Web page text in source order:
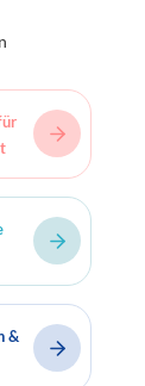
&